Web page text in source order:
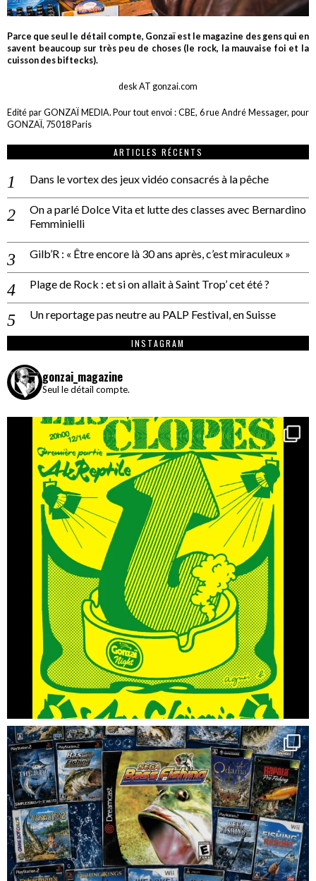
Parce que seul le détail compte, Gonzaï est le magazine des gens qui en
savent beaucoup sur très peu de choses (le rock, la mauvaise foi et la
cuisson des biftecks).
desk AT gonzai.com
Edité par GONZAÏ MEDIA. Pour tout envoi : CBE, 6 rue André Messager, pour
GONZAÏ, 75018 Paris
ARTICLES RÉCENTS
Dans le vortex des jeux vidéo consacrés à la pêche
On a parlé Dolce Vita et lutte des classes avec Bernardino
Femminielli
Gilb’R : « Être encore là 30 ans après, c’est miraculeux »
Plage de Rock : et si on allait à Saint Trop’ cet été ?
Un reportage pas neutre au PALP Festival, en Suisse
INSTAGRAM
gonzai_magazine
Seul le détail compte.